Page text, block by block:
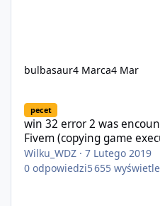
bulbasaur4 Marca4 Mar
pecet
win 32 error 2 was
Fivem (copying game
Wilku_WDZ ·7 Lutego 2019
0 odpowiedzi5 655